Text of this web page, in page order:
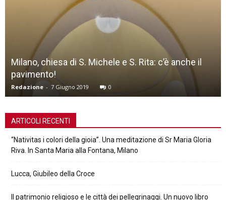
Milano, chiesa di S. Michele e S. Rita: c’è anche il
pavimento!
Redazione - 7 Giugno 2019 0
ARTICOLI RECENTI
“Nativitas i colori della gioia”. Una meditazione di Sr Maria Gloria
Riva. In Santa Maria alla Fontana, Milano
Lucca, Giubileo della Croce
Il patrimonio religioso e le città dei pellegrinaggi. Un nuovo libro